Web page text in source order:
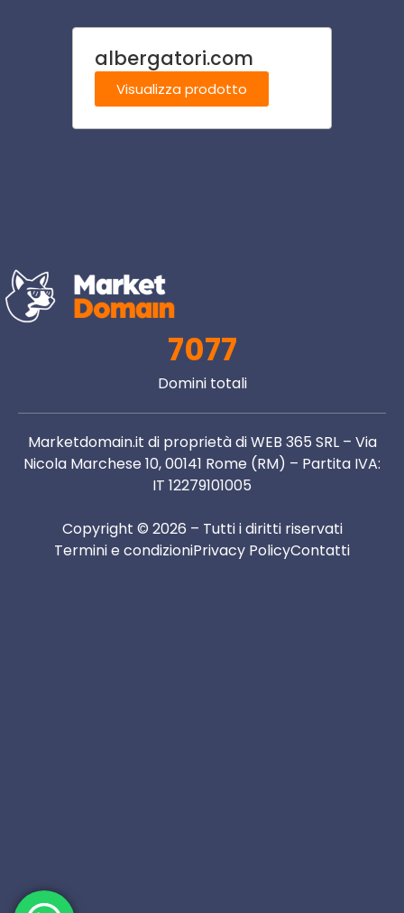
albergatori.com
Visualizza prodotto
7077
Domini totali
Marketdomain.it di proprietà di WEB 365 SRL – Via
Nicola Marchese 10, 00141 Rome (RM) – Partita IVA:
IT 12279101005
Copyright © 2026 – Tutti i diritti riservati
Termini e condizioniPrivacy PolicyContatti